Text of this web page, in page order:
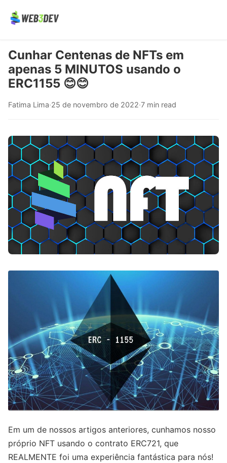
Cunhar Centenas de NFTs em
apenas 5 MINUTOS usando o
ERC1155 😊😊
Fatima Lima·25 de novembro de 2022·7 min read
Em um de nossos artigos anteriores, cunhamos nosso
próprio NFT usando o contrato ERC721, que
REALMENTE foi uma experiência fantástica para nós!